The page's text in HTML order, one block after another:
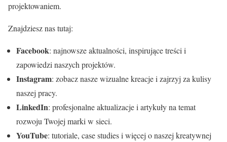
projektowaniem.
Znajdziesz nas tutaj:
Facebook: najnowsze aktualności, inspirujące treści i
zapowiedzi naszych projektów.
Instagram: zobacz nasze wizualne kreacje i zajrzyj za kulisy
naszej pracy.
LinkedIn: profesjonalne aktualizacje i artykuły na temat
rozwoju Twojej marki w sieci.
YouTube: tutoriale, case studies i więcej o naszej kreatywnej